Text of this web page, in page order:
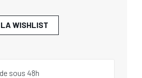
WISHLIST
sous 48h